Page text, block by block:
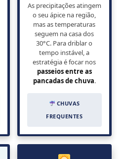
As precipitações atingem
o seu ápice na região,
mas as temperaturas
seguem na casa dos
30°C. Para driblar o
tempo instável, a
estratégia é focar nos
passeios entre as
pancadas de chuva.
CHUVAS
FREQUENTES